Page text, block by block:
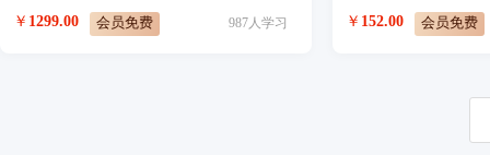
￥ 1299.00 会员免费 987人学习 ￥ 152.00 会员免费